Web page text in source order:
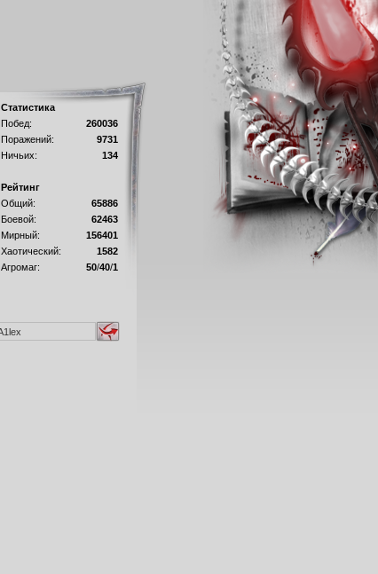
Статистика
Побед:
260036
Поражений:
9731
Ничьих:
134
Рейтинг
Общий:
65886
Боевой:
62463
Мирный:
156401
Хаотический:
1582
Агромаг:
50/40/1